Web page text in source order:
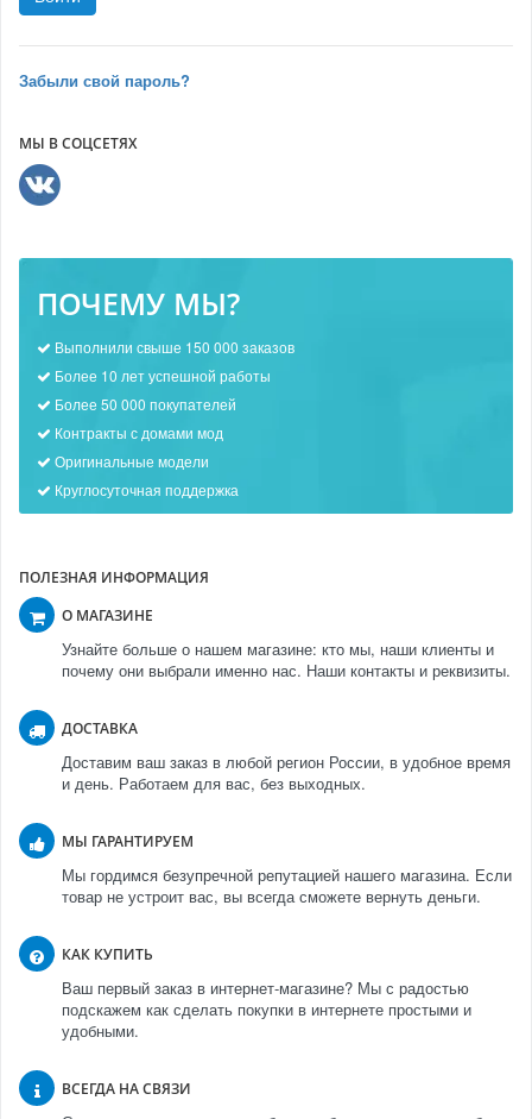
Забыли свой пароль?
МЫ В СОЦСЕТЯХ
ПОЧЕМУ МЫ?
Выполнили свыше 150 000 заказов
Более 10 лет успешной работы
Более 50 000 покупателей
Контракты с домами мод
Оригинальные модели
Круглосуточная поддержка
ПОЛЕЗНАЯ ИНФОРМАЦИЯ
О МАГАЗИНЕ
Узнайте больше о нашем магазине: кто мы, наши клиенты и
почему они выбрали именно нас. Наши контакты и реквизиты.
ДОСТАВКА
Доставим ваш заказ в любой регион России, в удобное время
и день. Работаем для вас, без выходных.
МЫ ГАРАНТИРУЕМ
Мы гордимся безупречной репутацией нашего магазина. Если
товар не устроит вас, вы всегда сможете вернуть деньги.
КАК КУПИТЬ
Ваш первый заказ в интернет-магазине? Мы с радостью
подскажем как сделать покупки в интернете простыми и
удобными.
ВСЕГДА НА СВЯЗИ